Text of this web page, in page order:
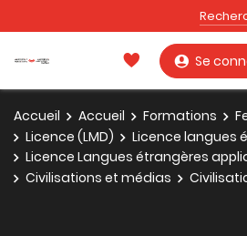
Se
Accueil Accueil Formations
Licence (LMD)
Licence langues
Licence Langues étrangères
Civilisations et médias